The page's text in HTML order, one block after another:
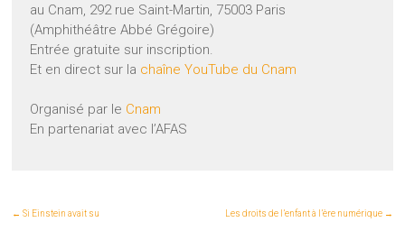
au Cnam, 292 rue Saint-Martin, 75003 Paris
(Amphithéâtre Abbé Grégoire)
Entrée gratuite sur inscription.
Et en direct sur la chaîne YouTube du Cnam
Organisé par le Cnam
En partenariat avec l’AFAS
← Si Einstein avait su Les droits de l’enfant à l’ère numérique →